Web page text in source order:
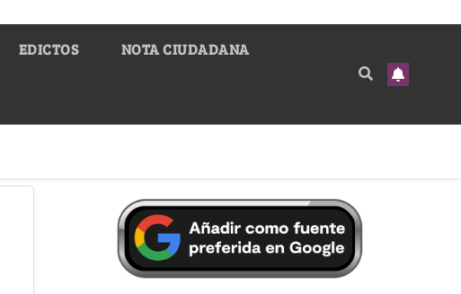
EDICTOS NOTA CIUDADANA